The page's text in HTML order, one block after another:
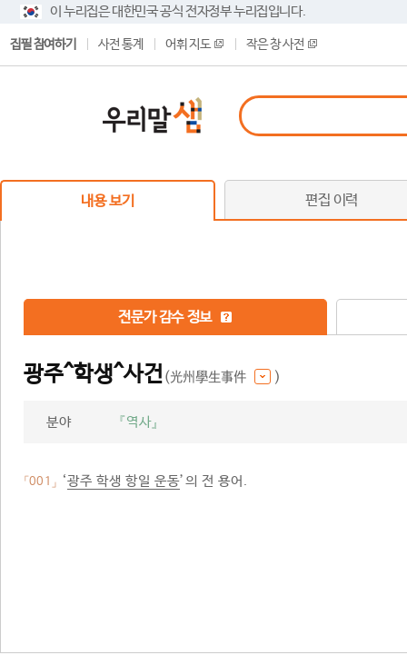
이 누리집은 대한민국 공식 전자정부 누리집입니다.
집필 참여하기 사전 통계 어휘 지도 작은 창 사전
내용 보기 편집 이력
전문가 감수 정보
광주^학생^사건(光州學生事件 )
분야 『역사』
「001」 ‘광주 학생 항일 운동’의 전 용어.